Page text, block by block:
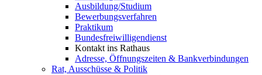
Ausbildung/Studium
Bewerbungsverfahren
Praktikum
Bundesfreiwilligendienst
Kontakt ins Rathaus
Adresse, Öffnungszeiten & Bankverbindungen
Rat, Ausschüsse & Politik